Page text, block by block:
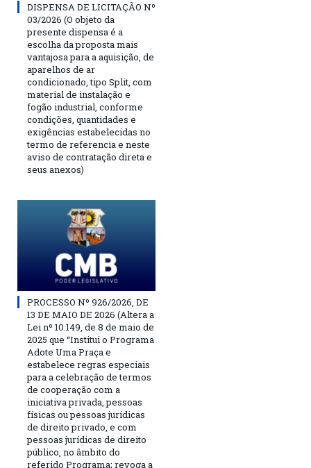
DISPENSA DE LICITAÇÃO Nº
03/2026 (O objeto da
presente dispensa é a
escolha da proposta mais
vantajosa para a aquisição, de
aparelhos de ar
condicionado, tipo Split, com
material de instalação e
fogão industrial, conforme
condições, quantidades e
exigências estabelecidas no
termo de referencia e neste
aviso de contratação direta e
seus anexos)
PROCESSO Nº 926/2026, DE
13 DE MAIO DE 2026 (Altera a
Lei nº 10.149, de 8 de maio de
2025 que “Institui o Programa
Adote Uma Praça e
estabelece regras especiais
para a celebração de termos
de cooperação com a
iniciativa privada, pessoas
físicas ou pessoas jurídicas
de direito privado, e com
pessoas jurídicas de direito
público, no âmbito do
referido Programa; revoga a